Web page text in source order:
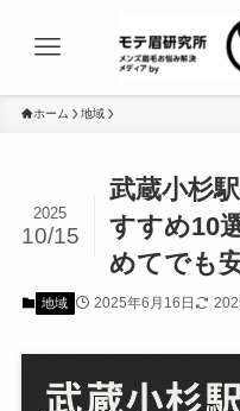
ホーム 地域
武蔵小杉
すすめ10
めてでも
2025
10/15
地域 2025年6月16日